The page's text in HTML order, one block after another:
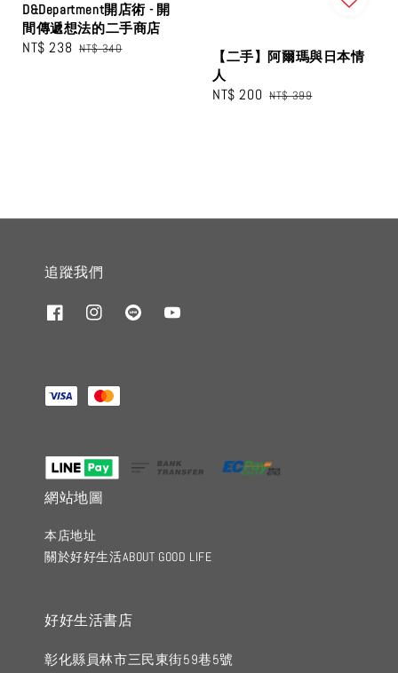
D&Department開店術 - 開
間傳遞想法的二手商店
Sale
NT$ 238 Regular
NT$ 340
【二手】阿爾瑪與日本情
人
Sale
NT$ 200 Regular
NT$ 399
追蹤我們
網站地圖
本店地址
關於好好生活ABOUT GOOD LIFE
好好生活書店
彰化縣員林市三民東街59巷5號